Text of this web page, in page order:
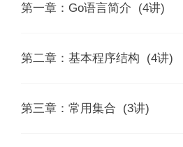
第一章：Go语言简介 (4讲)
01 | Go语言课程介绍
02 | 内容综述
第二章：基本程序结构 (4讲)
05 | 变量、常量以及与其他语言
第三章：常用集合 (3讲)